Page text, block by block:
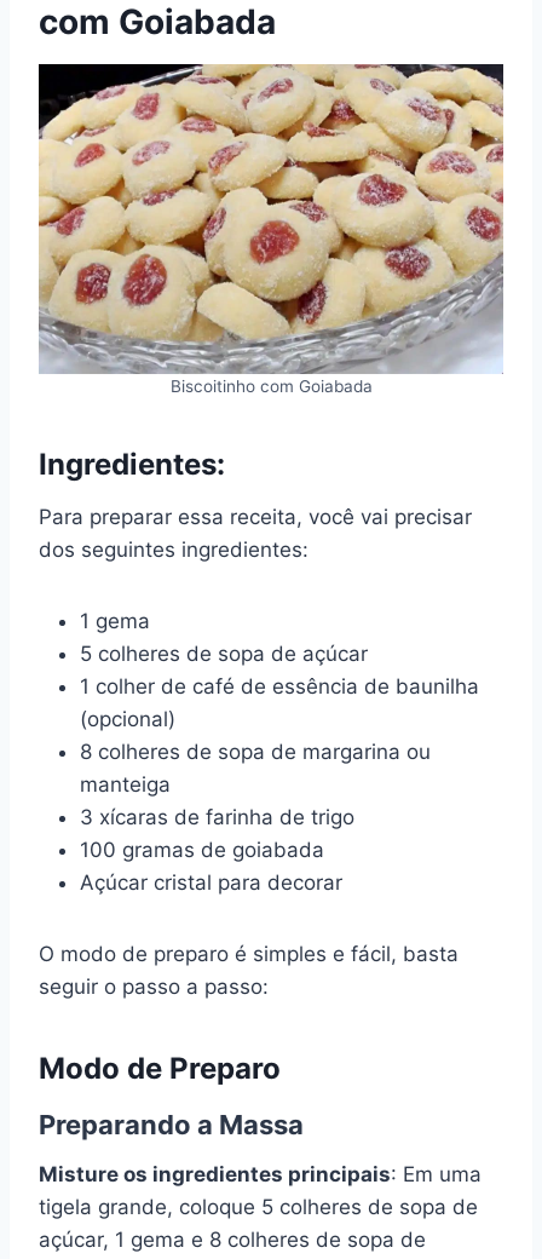
com Goiabada
Biscoitinho com Goiabada
Ingredientes:
Para preparar essa receita, você vai precisar
dos seguintes ingredientes:
1 gema
5 colheres de sopa de açúcar
1 colher de café de essência de baunilha
(opcional)
8 colheres de sopa de margarina ou
manteiga
3 xícaras de farinha de trigo
100 gramas de goiabada
Açúcar cristal para decorar
O modo de preparo é simples e fácil, basta
seguir o passo a passo:
Modo de Preparo
Preparando a Massa
Misture os ingredientes principais: Em uma
tigela grande, coloque 5 colheres de sopa de
açúcar, 1 gema e 8 colheres de sopa de